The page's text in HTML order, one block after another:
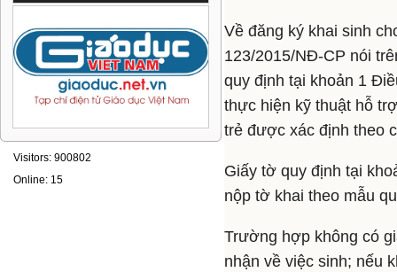
Visitors: 900802
Online: 15
Về đăng ký khai sinh
123/2015/NĐ-CP nói
quy định tại khoản 1
thực hiện kỹ thuật hỗ
trẻ được xác định theo
Giấy tờ quy định tại
nộp tờ khai theo mẫu
Trường hợp không có
nhận về việc sinh; nếu